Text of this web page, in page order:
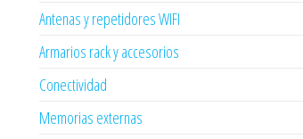
Antenas y repetidores WIFI
Armarios rack y accesorios
Conectividad
Memorias externas